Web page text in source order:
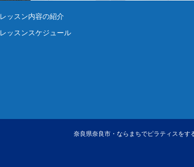
レッスン内容の紹介
レッスンスケジュール
奈良県奈良市・ならまちでピラティスをす